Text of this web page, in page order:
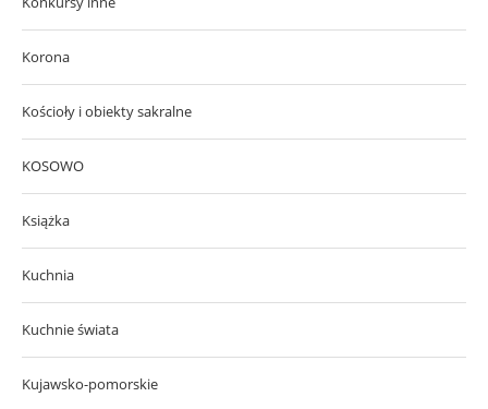
Korona
Kościoły i obiekty sakralne
KOSOWO
Książka
Kuchnia
Kuchnie świata
Kujawsko-pomorskie